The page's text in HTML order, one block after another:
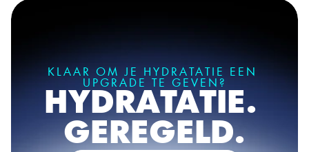
KLAAR OM JE HYDRATATIE EEN
UPGRADE TE GEVEN?
HYDRATATIE.
GEREGELD.